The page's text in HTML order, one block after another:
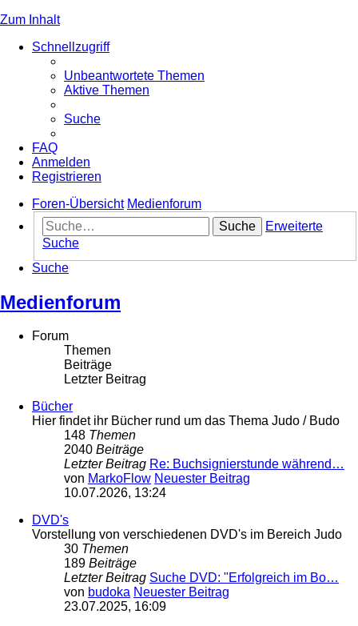
Zum Inhalt
Schnellzugriff
Unbeantwortete Themen
Aktive Themen
Suche
FAQ
Anmelden
Registrieren
Foren-Übersicht Medienforum
Suche
Erweiterte
Suche
Suche
Medienforum
Forum
Themen
Beiträge
Letzter Beitrag
Bücher
Hier findet ihr Bücher rund um das Thema Judo / Budo
148 Themen
2040 Beiträge
Letzter Beitrag Re: Buchsignierstunde während…
von MarkoFlow Neuester Beitrag
10.07.2026, 13:24
DVD's
Vorstellung von verschiedenen DVD's im Bereich Judo
30 Themen
189 Beiträge
Letzter Beitrag Suche DVD: "Erfolgreich im Bo…
von budoka Neuester Beitrag
23.07.2025, 16:09